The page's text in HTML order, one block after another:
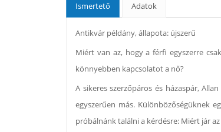
Ismertető Adatok
Antikvár példány, állapota: újszerű
Miért van az, hogy a férfi egyszerre
könnyebben kapcsolatot a nő?
A sikeres szerzőpáros és házaspár,
egyszerűen más. Különbözőségüknek
próbálnánk találni a kérdésre: Miért jár